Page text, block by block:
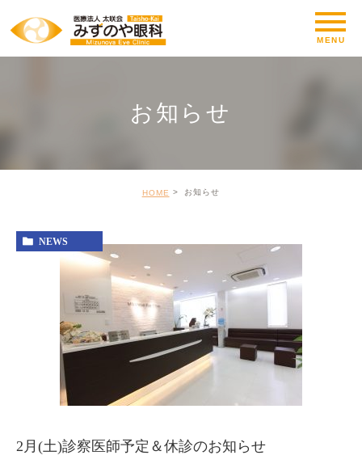
お知らせ
HOME お知らせ
NEWS
2月(土)診察医師予定＆休診のお知らせ